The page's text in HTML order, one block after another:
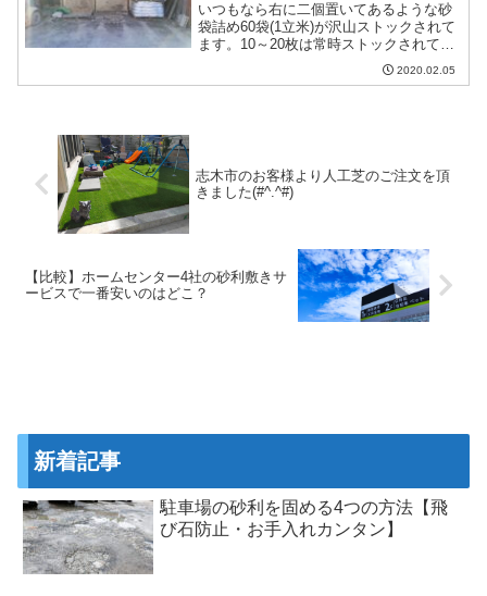
いつもなら右に二個置いてあるような砂
袋詰め60袋(1立米)が沢山ストックされて
ます。10～20枚は常時ストックされてる
状態が通常です。10枚切ってくると、社
長の様子が変わってきます。。。ピリピ
2020.02.05
志木市のお客様より人工芝のご注文を頂
きました(#^.^#)
【比較】ホームセンター4社の砂利敷きサ
ービスで一番安いのはどこ？
新着記事
駐車場の砂利を固める4つの方法【飛
び石防止・お手入れカンタン】